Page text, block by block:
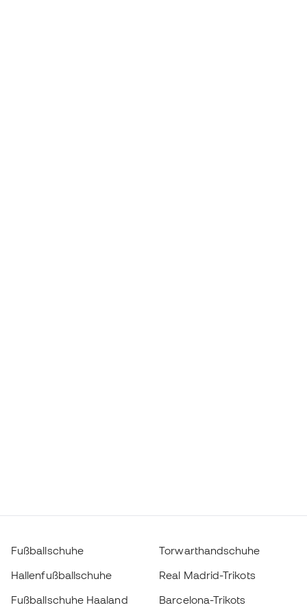
Fußballschuhe
Hallenfußballschuhe
Fußballschuhe Haaland
Torwarthandschuhe
Real Madrid-Trikots
Barcelona-Trikots